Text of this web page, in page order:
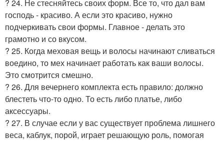
? 24. Не стесняйтесь своих форм. Все то, что дал вам
господь - красиво. А если это красиво, нужно
подчеркивать свои формы. Главное - делать это
грамотно и со вкусом.
? 25. Когда меховая вещь и волосы начинают сливаться
воедино, то мех начинает работать как ваши волосы.
Это смотрится смешно.
? 26. Для вечернего комплекта есть правило: должно
блестеть что-то одно. То есть либо платье, либо
аксессуары.
? 27. В случае если у вас существует проблема лишнего
веса, каблук, порой, играет решающую роль, помогая